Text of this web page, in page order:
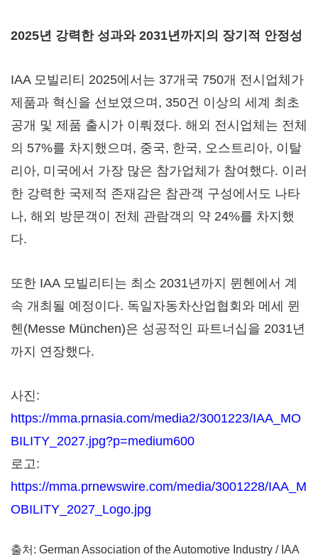
2025년 강력한 성과와 2031년까지의 장기적 안정성
IAA 모빌리티 2025에서는 37개국 750개 전시업체가
제품과 혁신을 선보였으며, 350건 이상의 세계 최초
공개 및 제품 출시가 이뤄졌다. 해외 전시업체는 전체
의 57%를 차지했으며, 중국, 한국, 오스트리아, 이탈
리아, 미국에서 가장 많은 참가업체가 참여했다. 이러
한 강력한 국제적 존재감은 참관객 구성에서도 나타
나, 해외 방문객이 전체 관람객의 약 24%를 차지했
다.
또한 IAA 모빌리티는 최소 2031년까지 뮌헨에서 계
속 개최될 예정이다. 독일자동차산업협회와 메세 뮌
헨(Messe München)은 성공적인 파트너십을 2031년
까지 연장했다.
사진:
https://mma.prnasia.com/media2/3001223/IAA_MO
BILITY_2027.jpg?p=medium600
로고:
https://mma.prnewswire.com/media/3001228/IAA_M
OBILITY_2027_Logo.jpg
출처: German Association of the Automotive Industry / IAA